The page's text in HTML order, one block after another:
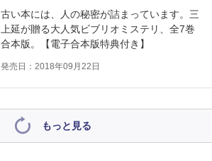
古い本には、人の秘密が詰まっています。三
上延が贈る大人気ビブリオミステリ、全7巻
合本版。【電子合本版特典付き】
発売日：2018年09月22日
もっと見る